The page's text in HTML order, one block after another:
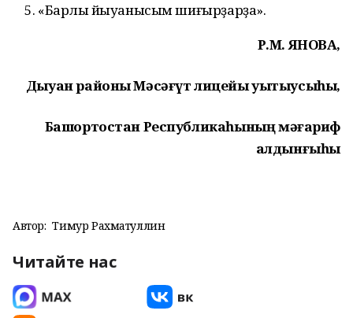
«Барлыҡ йыуанысым шиғырҙарҙа».
Р.М. ЯНОВА,
Дыуан районы Мәсәғүт лицейы уытыусыһы,
Башортостан Республикаһыныңмәғариф
алдынғыһы
Автор: Тимур Рахматуллин
Читайте нас